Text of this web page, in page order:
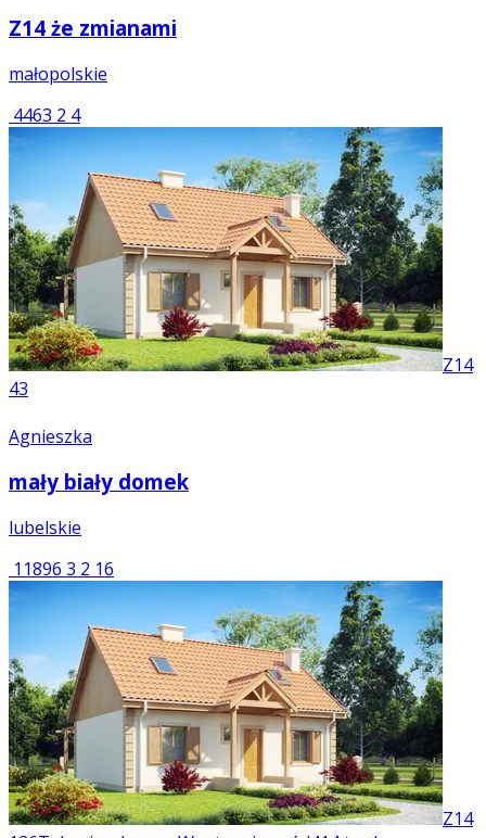
Z14 że zmianami
małopolskie
4463 2 4
Z14
43
Agnieszka
mały biały domek
lubelskie
11896 3 2 16
Z14